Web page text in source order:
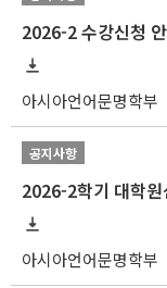
2026-2 수강신청
아시아언어문명학부
공지사항
2026-2학기 대학
아시아언어문명학부